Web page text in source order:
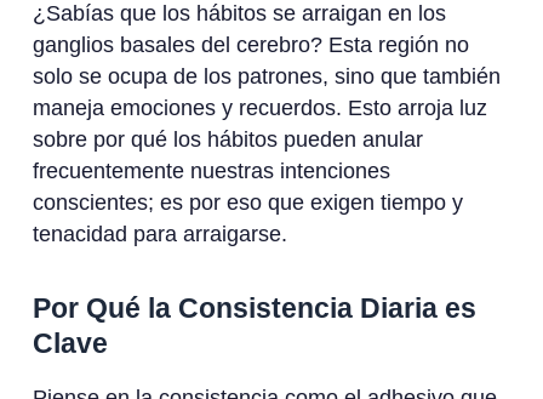
¿Sabías que los hábitos se arraigan en los
ganglios basales del cerebro? Esta región no
solo se ocupa de los patrones, sino que también
maneja emociones y recuerdos. Esto arroja luz
sobre por qué los hábitos pueden anular
frecuentemente nuestras intenciones
conscientes; es por eso que exigen tiempo y
tenacidad para arraigarse.
Por Qué la Consistencia Diaria es
Clave